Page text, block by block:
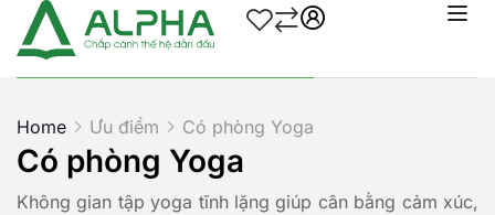
Home Ưu điểm Có phòng Yoga
Có phòng Yoga
Không gian tập yoga tĩnh lặng giúp cân bằng cảm xúc,